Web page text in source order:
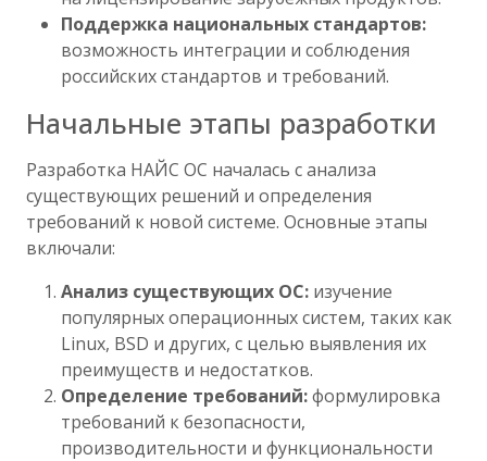
Поддержка национальных стандартов:
возможность интеграции и соблюдения
российских стандартов и требований.
Начальные этапы разработки
Разработка НАЙС ОС началась с анализа
существующих решений и определения
требований к новой системе. Основные этапы
включали:
Анализ существующих ОС: изучение
популярных операционных систем, таких как
Linux, BSD и других, с целью выявления их
преимуществ и недостатков.
Определение требований:формулировка
требований к безопасности,
производительности и функциональности